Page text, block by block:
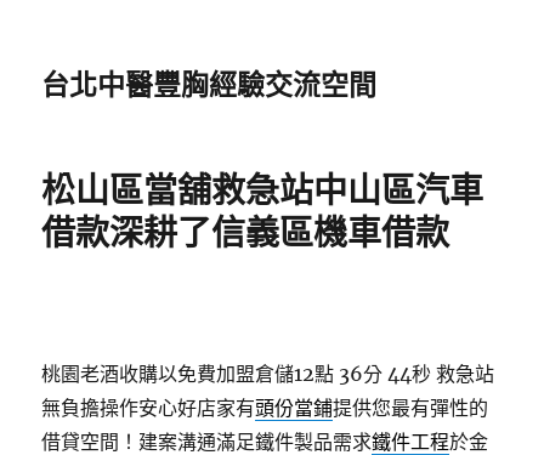
台北中醫豐胸經驗交流空間
松山區當舖救急站中山區汽車
借款深耕了信義區機車借款
桃園老酒收購以免費加盟倉儲12點 36分 44秒 救急站
無負擔操作安心好店家有頭份當鋪提供您最有彈性的
借貸空間！建案溝通滿足鐵件製品需求鐵件工程於金